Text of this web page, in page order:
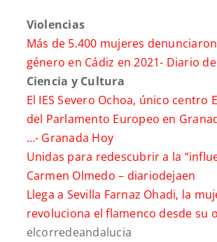
Violencias
Más de 5.400 mujeres
género en Cádiz en 2021- Diario
Ciencia y Cultura
El IES Severo Ochoa, único centro
del Parlamento Europeo en
…- Granada Hoy
Unidas para redescubrir a la
Carmen Olmedo – diariodejaen
Llega a Sevilla Farnaz Ohadi, la
revoluciona el flamenco desde su
elcorredeandalucia